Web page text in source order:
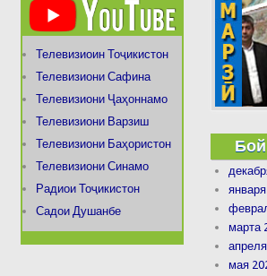
Телевизиоин Тоҷикистон
Телевизиони Сафина
Телевизиони Ҷаҳоннамо
Телевизиони Варзиш
Телевизиони Баҳористон
Телевизиони Синамо
Радиои Тоҷикистон
Садои Душанбе
марта
мая